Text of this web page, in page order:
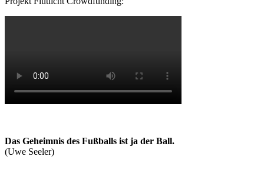
Das Geheimnis des Fußballs ist ja der Ball.
(Uwe Seeler)